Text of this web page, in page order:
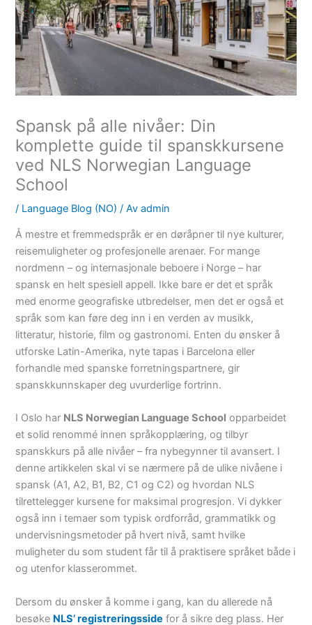
Spansk på alle nivåer: Din
komplette guide til spanskkursene
ved NLS Norwegian Language
School
/ Language Blog (NO) / Av admin
Å mestre et fremmedspråk er en døråpner til nye kulturer,
reisemuligheter og profesjonelle arenaer. For mange
nordmenn – og internasjonale beboere i Norge – har
spansk en helt spesiell appell. Ikke bare er det et språk
med enorme geografiske utbredelser, men det er også et
språk som kan føre deg inn i en verden av musikk,
litteratur, historie, film og gastronomi. Enten du ønsker å
utforske Latin-Amerika, nyte tapas i Barcelona eller
forhandle med spanske forretningspartnere, gir
spanskkunnskaper deg uvurderlige fortrinn.
I Oslo har NLS Norwegian Language School opparbeidet
et solid renommé innen språkopplæring, og tilbyr
spanskkurs på alle nivåer – fra nybegynner til avansert. I
denne artikkelen skal vi se nærmere på de ulike nivåene i
spansk (A1, A2, B1, B2, C1 og C2) og hvordan NLS
tilrettelegger kursene for maksimal progresjon. Vi dykker
også inn i temaer som typisk ordforråd, grammatikk og
undervisningsmetoder på hvert nivå, samt hvilke
muligheter du som student får til å praktisere språket både i
og utenfor klasserommet.
Dersom du ønsker å komme i gang, kan du allerede nå
besøke NLS’ registreringsside for å sikre deg plass. Her